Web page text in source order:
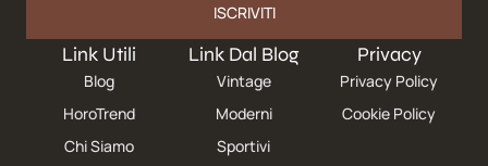
Link Utili
Blog
HoroTrend
Chi Siamo
Link Dal Blog
Vintage
Moderni
Sportivi
Privacy
Privacy Policy
Cookie Policy
ISCRIVITI